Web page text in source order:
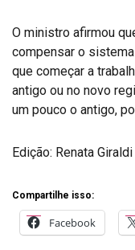
O ministro afirmou
compensar o
que começar a
antigo ou no novo
um pouco o antigo,
Edição: Renata
Compartilhe isso:
Facebook